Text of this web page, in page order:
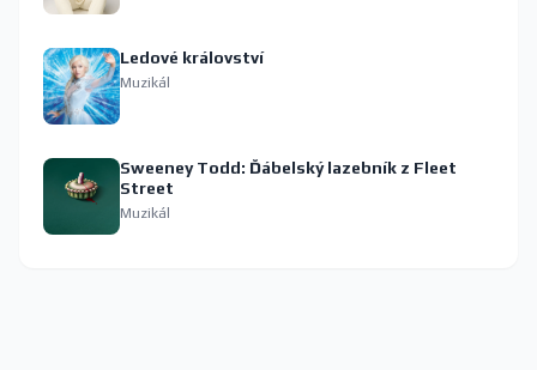
Ledové království
Muzikál
Sweeney Todd: Ďábelský lazebník z Fleet
Street
Muzikál